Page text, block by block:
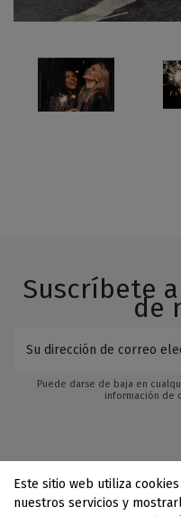
Suscríbete
de
Puede darse de baja en
información de
Este sitio web utiliza
nuestros servicios y